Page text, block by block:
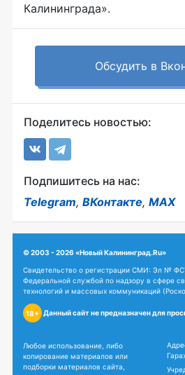
Калининграда».
Обсудить в
Поделитесь новостью:
Подпишитесь на нас:
Telegram, ВКонтакте, MAX
© 2003 - 2026 «Новый Калининград.Ru»
Свидетельство о регистрации СМИ: Эл №
Федеральной службой по надзору в сфере
технологий и массовых коммуникаций
18+ Данный сайт не предназначен для
Любое использование, либо
копирование материалов или
подборки материалов сайта,